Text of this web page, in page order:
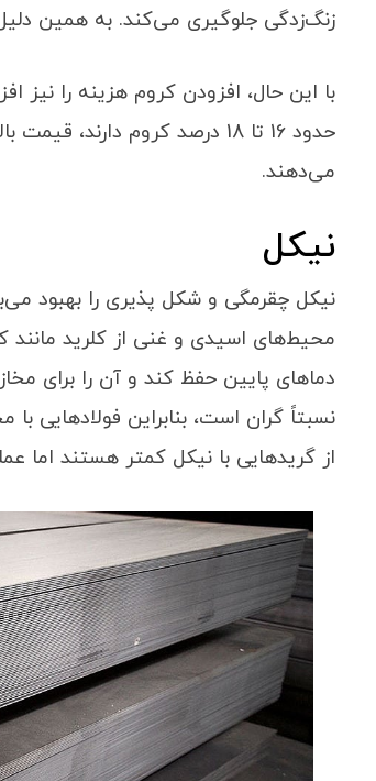
زنگ‌زدگی جلوگیری می‌کند. به همین دلیل است
حدود 16 تا 18 درصد کروم
می‌دهند.
نیکل
نیکل چقرمگی و شکل ‌پذیری را بهبود
محیط‌های اسیدی و غنی از کلرید مانند
از گریدهایی با نیکل کمتر هستند اما